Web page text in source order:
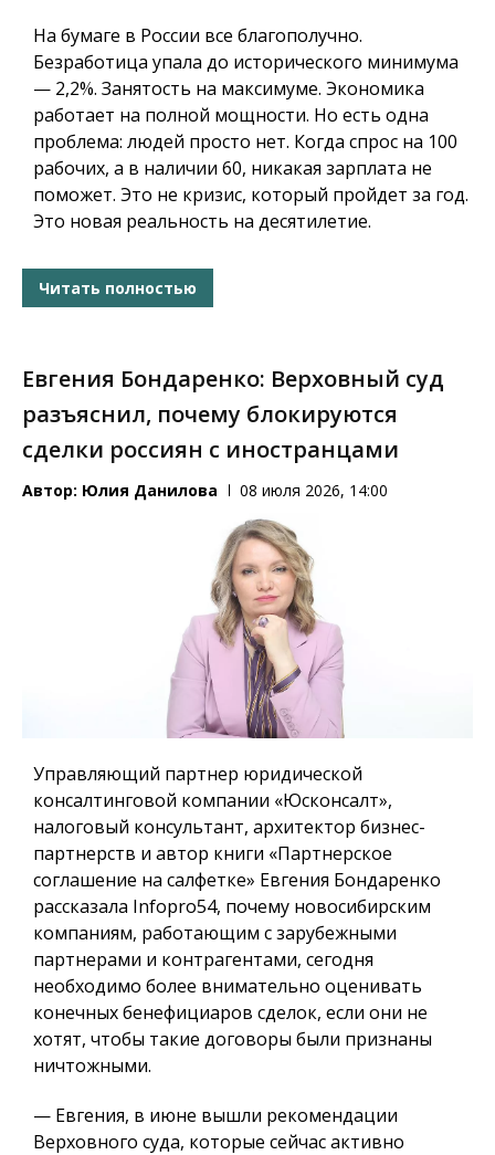
На бумаге в России все благополучно.
Безработица упала до исторического минимума
— 2,2%. Занятость на максимуме. Экономика
работает на полной мощности. Но есть одна
проблема: людей просто нет. Когда спрос на 100
рабочих, а в наличии 60, никакая зарплата не
поможет. Это не кризис, который пройдет за год.
Это новая реальность на десятилетие.
Читать полностью
Евгения Бондаренко: Верховный суд
разъяснил, почему блокируются
сделки россиян с иностранцами
Автор: Юлия Данилова 08 июля 2026, 14:00
Управляющий партнер юридической
консалтинговой компании «Юсконсалт»,
налоговый консультант, архитектор бизнес-
партнерств и автор книги «Партнерское
соглашение на салфетке» Евгения Бондаренко
рассказала Infopro54, почему новосибирским
компаниям, работающим с зарубежными
партнерами и контрагентами, сегодня
необходимо более внимательно оценивать
конечных бенефициаров сделок, если они не
хотят, чтобы такие договоры были признаны
ничтожными.
— Евгения, в июне вышли рекомендации
Верховного суда, которые сейчас активно